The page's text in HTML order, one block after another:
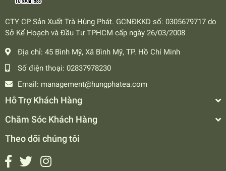
CTY CP Sản Xuất Trà Hùng Phát. GCNĐKKD số: 0305679717 do
Sở Kế Hoạch và Đầu Tư TPHCM cấp ngày 26/03/2008
Địa chỉ: 45 Bình Mỹ, Xã Bình Mỹ, TP. Hồ Chí Minh
Số điện thoại: 02837978230
Email: management@hungphatea.com
Hỗ Trợ Khách Hàng
Chăm Sóc Khách Hàng
Theo dõi chúng tôi